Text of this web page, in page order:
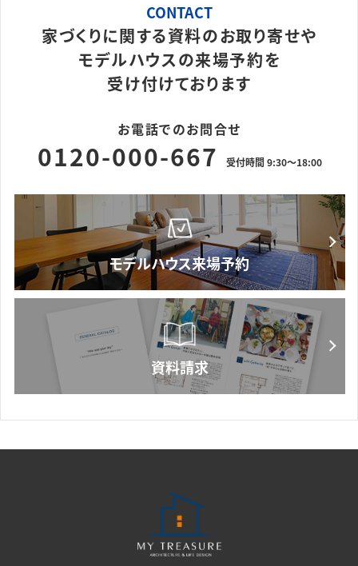
CONTACT
家づくりに関する資料のお取り寄せや
モデルハウスの来場予約を
受け付けております
お電話でのお問合せ
0120-000-667 受付時間 9:30～18:00